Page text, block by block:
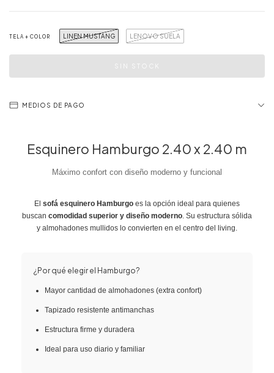
TELA + COLOR LINEN MUSTANG LENOVO SUELA
MEDIOS DE PAGO
Esquinero Hamburgo 2.40 x 2.40 m
Máximo confort con diseño moderno y funcional
El sofá esquinero Hamburgo es la opción ideal para quienes
buscan comodidad superior y diseño moderno. Su estructura sólida
y almohadones mullidos lo convierten en el centro del living.
¿Por qué elegir el Hamburgo?
Mayor cantidad de almohadones (extra confort)
Tapizado resistente antimanchas
Estructura firme y duradera
Ideal para uso diario y familiar